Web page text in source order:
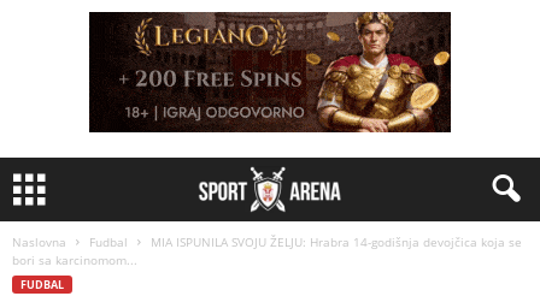
Naslovna Fudbal
MIA ISPUNILA SVOJU ŽELJU: Hrabra 14-godišnja devojčica koja se
bori sa karcinomom...
FUDBAL